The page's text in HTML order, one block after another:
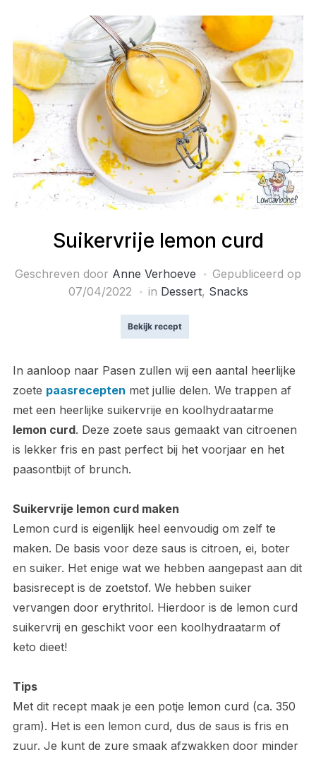
Suikervrije lemon curd
Geschreven door Anne Verhoeve
Gepubliceerd op
07/04/2022
in Dessert, Snacks
Bekijk recept
In aanloop naar Pasen zullen wij een aantal heerlijke
zoete paasrecepten met jullie delen. We trappen af
met een heerlijke suikervrije en koolhydraatarme
lemon curd. Deze zoete saus gemaakt van citroenen
is lekker fris en past perfect bij het voorjaar en het
paasontbijt of brunch.
Suikervrije lemon curd maken
Lemon curd is eigenlijk heel eenvoudig om zelf te
maken. De basis voor deze saus is citroen, ei, boter
en suiker. Het enige wat we hebben aangepast aan dit
basisrecept is de zoetstof. We hebben suiker
vervangen door erythritol. Hierdoor is de lemon curd
suikervrij en geschikt voor een koolhydraatarm of
keto dieet!
Tips
Met dit recept maak je een potje lemon curd (ca. 350
gram). Het is een lemon curd, dus de saus is fris en
zuur. Je kunt de zure smaak afzwakken door minder